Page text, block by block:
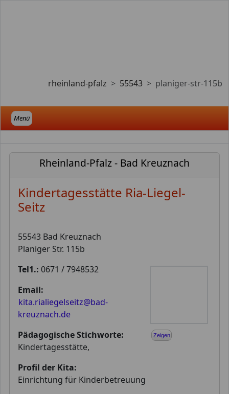
rheinland-pfalz 55543 planiger-str-115b
Menü
Rheinland-Pfalz - Bad Kreuznach
Kindertagesstätte Ria-Liegel-
Seitz
55543 Bad Kreuznach
Planiger Str. 115b
Zeigen
Tel1.: 0671 / 7948532
Email:
kita.rialiegelseitz@bad-
kreuznach.de
Pädagogische Stichworte:
Kindertagesstätte,
Profil der Kita:
Einrichtung für Kinderbetreuung